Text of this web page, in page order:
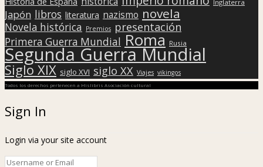
Inglaterra
Japón libros literatura nazismo novela
Novela histórica Premios presentación
Primera Guerra Mundial Roma Rusia
Segunda Guerra Mundial
Siglo XIX siglo XVI siglo XX Viajes vikingos
Todos los derechos pertenecen a Hislibris Asociación cultural
Sign In
Login via your site account